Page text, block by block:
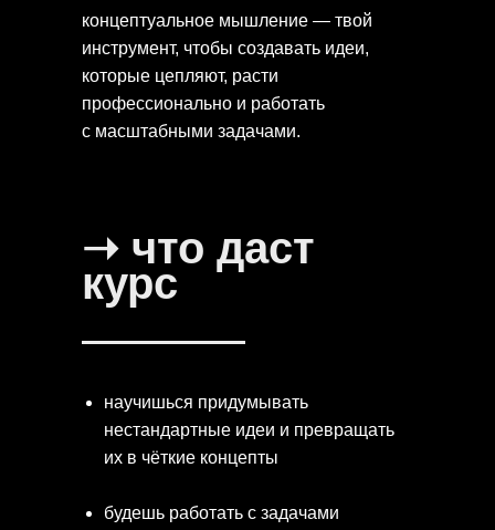
концептуальное мышление — твой
инструмент, чтобы создавать идеи,
которые цепляют, расти
профессионально и работать
с масштабными задачами.
➝ что даст
курс
научишься придумывать
нестандартные идеи и превращать
их в чёткие концепты
будешь работать с задачами